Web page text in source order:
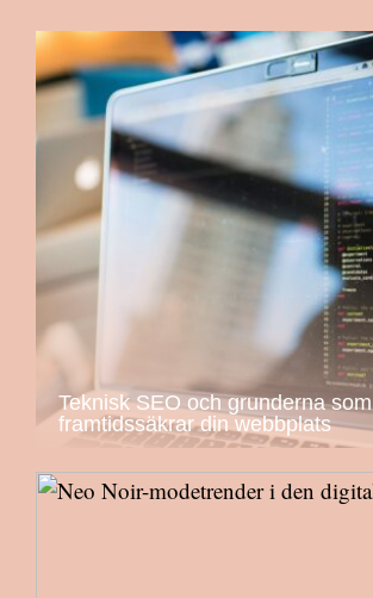
Teknisk SEO och grunderna som
framtidssäkrar din webbplats